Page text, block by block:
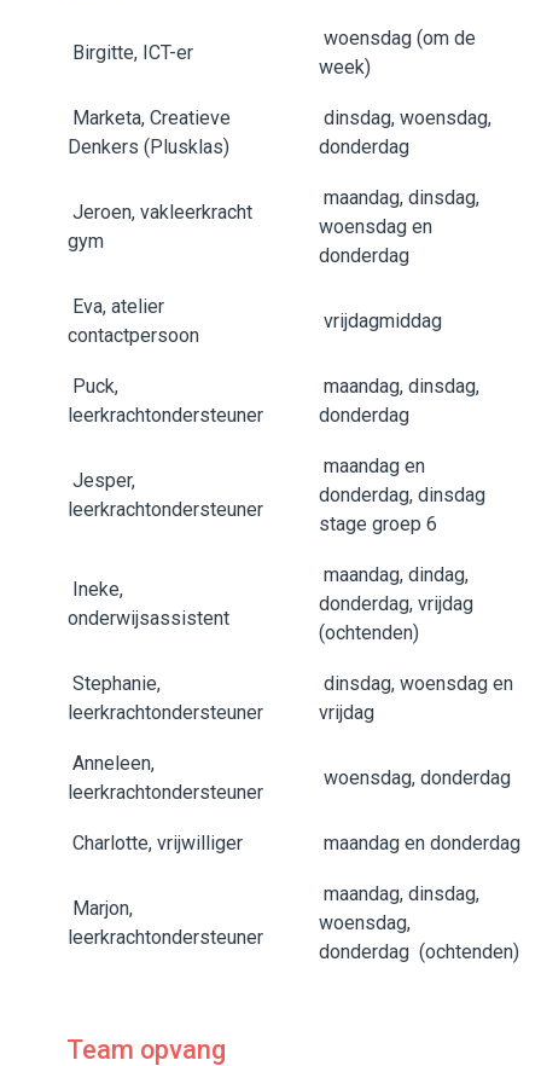
Birgitte, ICT-er
woensdag (om de
week)
Marketa, Creatieve
Denkers (Plusklas)
dinsdag, woensdag,
donderdag
Jeroen, vakleerkracht
gym
maandag, dinsdag,
woensdag en
donderdag
Eva, atelier
contactpersoon
vrijdagmiddag
Puck,
leerkrachtondersteuner
maandag, dinsdag,
donderdag
Jesper,
leerkrachtondersteuner
maandag en
donderdag, dinsdag
stage groep 6
Ineke,
onderwijsassistent
maandag, dindag,
donderdag, vrijdag
(ochtenden)
Stephanie,
leerkrachtondersteuner
dinsdag, woensdag en
vrijdag
Anneleen,
leerkrachtondersteuner
woensdag, donderdag
Charlotte, vrijwilliger maandag en donderdag
Marjon,
leerkrachtondersteuner
maandag, dinsdag,
woensdag,
donderdag (ochtenden)
Team opvang